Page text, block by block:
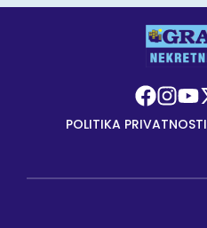
POLITIKA PRIVATNOSTI